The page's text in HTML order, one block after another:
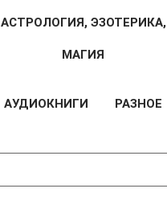
АСТРОЛОГИЯ, ЭЗОТЕРИКА,
МАГИЯ
АУДИОКНИГИ РАЗНОЕ